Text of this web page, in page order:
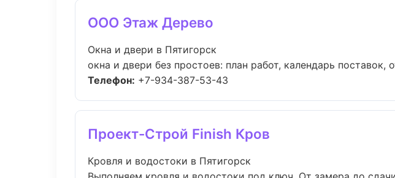
ООО Этаж Дерево
Окна и двери в Пятигорск
окна и двери без простоев: план работ, календарь поставок,
Телефон: +7-934-387-53-43
Проект-Строй Finish Кров
Кровля и водостоки в Пятигорск